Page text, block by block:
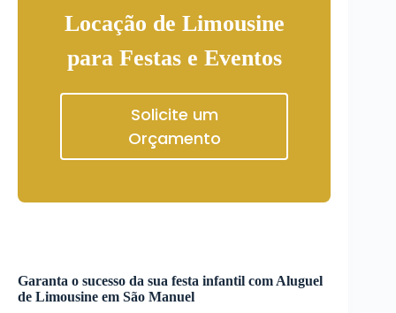
Locação de Limousine
para Festas e Eventos
Solicite um
Orçamento
Garanta o sucesso da sua festa infantil com Aluguel
de Limousine em São Manuel